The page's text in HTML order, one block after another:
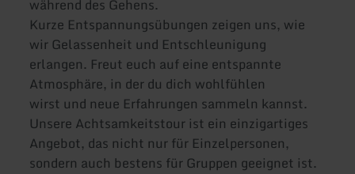
während des Gehens.
Kurze Entspannungsübungen zeigen uns, wie
wir Gelassenheit und Entschleunigung
erlangen. Freut euch auf eine entspannte
Atmosphäre, in der du dich wohlfühlen
wirst und neue Erfahrungen sammeln kannst.
Unsere Achtsamkeitstour ist ein einzigartiges
Angebot, das nicht nur für Einzelpersonen,
sondern auch bestens für Gruppen geeignet ist.